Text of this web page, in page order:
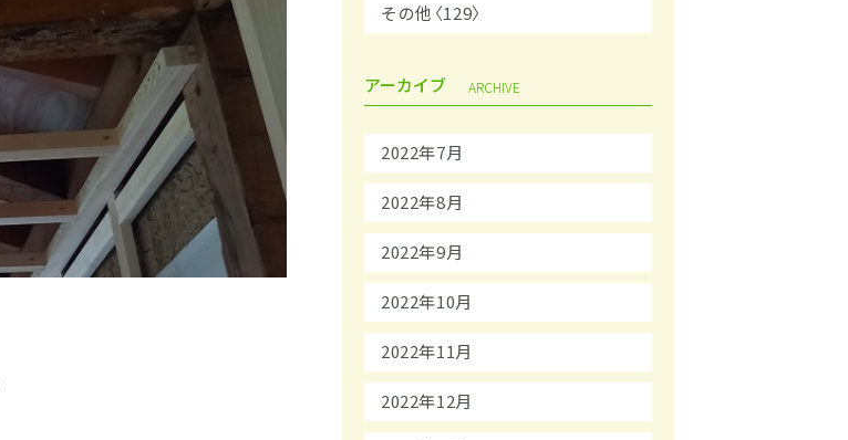
その他〈129〉
アーカイブ ARCHIVE
2022年7月
2022年8月
2022年9月
2022年10月
2022年11月
2022年12月